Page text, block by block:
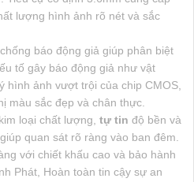
lượng hình ảnh rõ nét và sắc
báo động giả giúp phân biệt
tố gây báo động giả như vật
hình ảnh vượt trội của chip CMOS,
màu sắc đẹp và chân thực.
loại chất lượng, tự tin độ bền và
quan sát rõ ràng vào ban đêm.
với chiết khấu cao và bảo hành
Phát, Hoàn toàn tin cậy sự an